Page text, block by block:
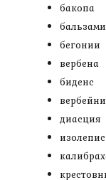
бакопа
бегонии
вербена
биденс
диасция
изолепис